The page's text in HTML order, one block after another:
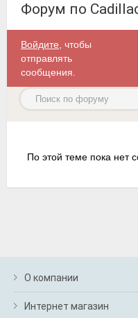
Форум по
Войдите , чтобы
отправлять
сообщения.
По этой теме пока нет
О компании
Интернет магазин